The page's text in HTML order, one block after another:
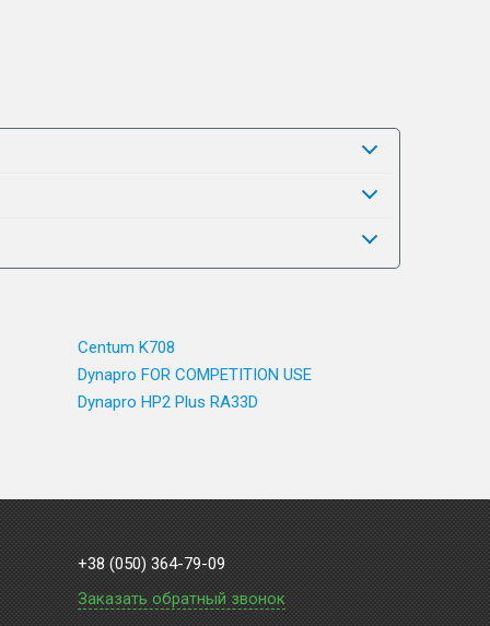
Centum K708
Dynapro FOR COMPETITION USE
Dynapro HP2 Plus RA33D
+38 (050) 364-79-09
Заказать обратный звонок